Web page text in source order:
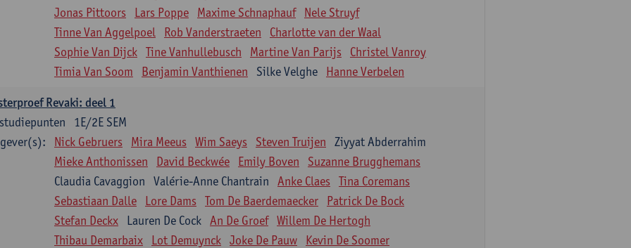
Jonas Pittoors
Lars Poppe Maxime Schnaphauf
Nele Struyf
Tinne Van Aggelpoel
Rob Vanderstraeten
Charlotte van der Waal
Sophie Van Dijck Tine Vanhullebusch Martine Van Parijs
Christel Vanroy
Timia Van Soom
Benjamin Vanthienen Silke Velghe Hanne Verbelen
Revaki: deel 1
1E/2E SEM
studiepunten
Nick Gebruers Mira Meeus Wim Saeys Steven Truijen
Ziyyat Abderrahim
Mieke Anthonissen
David Beckwée Emily Boven
Suzanne Brugghemans
Claudia Cavaggion
Valérie-Anne Chantrain Anke Claes Tina Coremans
Sebastiaan Dalle
Lore Dams Tom De Baerdemaecker
Patrick De Bock
Stefan Deckx
Lauren De Cock An De Groef Willem De Hertogh
Thibau Demarbaix
Lot Demuynck Joke De Pauw
Kevin De Soomer